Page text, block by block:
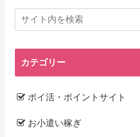
カテゴリー
ポイ活・ポイントサイト
お小遣い稼ぎ